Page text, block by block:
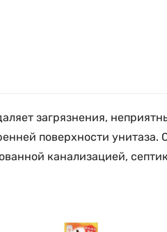
загрязнения,
поверхности унитаза.
канализацией,